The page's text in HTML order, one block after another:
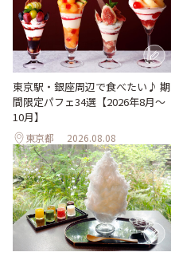
東京駅・銀座周辺で食べたい♪ 期
間限定パフェ34選【2026年8月～
10月】
東京都 2026.08.08